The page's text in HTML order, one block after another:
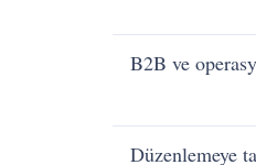
B2B ve
Düzenlemeye